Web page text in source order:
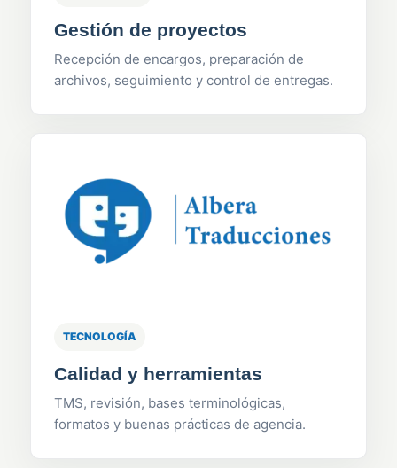
Gestión de proyectos
Recepción de encargos, preparación de
archivos, seguimiento y control de entregas.
TECNOLOGÍA
Calidad y herramientas
TMS, revisión, bases terminológicas,
formatos y buenas prácticas de agencia.